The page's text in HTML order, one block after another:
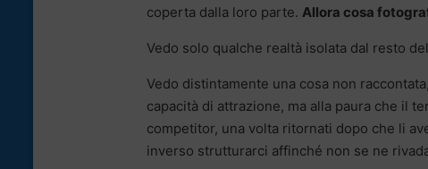
coperta dalla loro parte. Allora cosa
Vedo solo qualche realtà isolata dal resto
Vedo distintamente una cosa non
capacità di attrazione, ma alla paura che il
competitor, una volta ritornati dopo che li
inverso strutturarci affinché non se ne